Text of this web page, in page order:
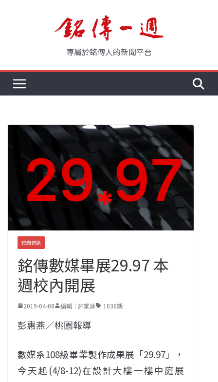
專屬於銘傳人的新聞平台
校園快訊
銘傳數媒畢展29.97 本
週校內開展
2019-04-08 編輯｜許棠詠 1036期
彭惠燕／桃園報導
數媒系108級畢業製作成果展「29.97」，
今天起(4/8-12)在設計大樓一樓中庭展